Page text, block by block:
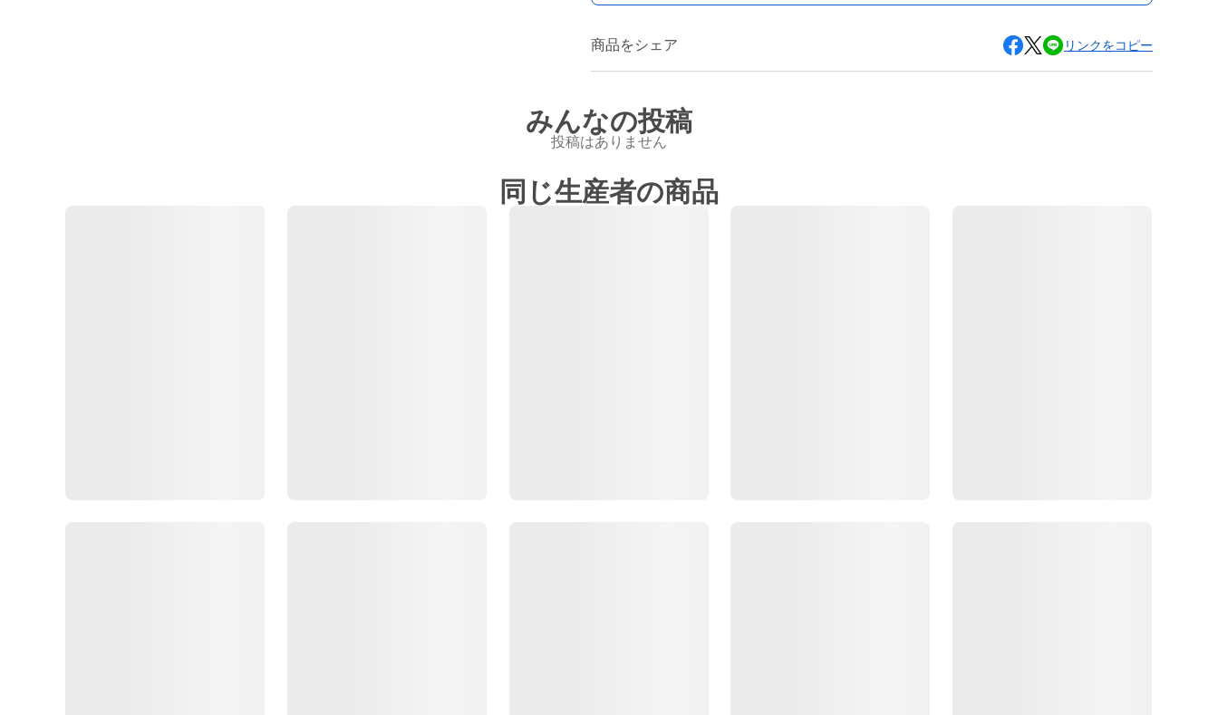
商品をシェア リンクをコピー
みんなの投稿
投稿はありません
同じ生産者の商品